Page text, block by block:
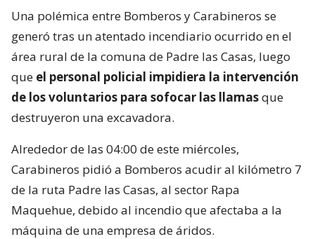
Una polémica entre Bomberos y Carabineros se
generó tras un atentado incendiario ocurrido en el
área rural de la comuna de Padre las Casas, luego
que el personal policial impidiera la intervención
de los voluntarios para sofocar las llamasque
destruyeron una excavadora.
Alrededor de las 04:00 de este miércoles,
Carabineros pidió a Bomberos acudir al kilómetro 7
de la ruta Padre las Casas, al sector Rapa
Maquehue, debido al incendio que afectaba a la
máquina de una empresa de áridos.